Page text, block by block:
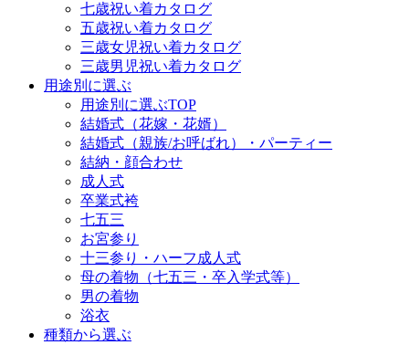
七歳祝い着カタログ
五歳祝い着カタログ
三歳女児祝い着カタログ
三歳男児祝い着カタログ
用途別に選ぶ
用途別に選ぶTOP
結婚式（花嫁・花婿）
結婚式（親族/お呼ばれ）・パーティー
結納・顔合わせ
成人式
卒業式袴
七五三
お宮参り
十三参り・ハーフ成人式
母の着物（七五三・卒入学式等）
男の着物
浴衣
種類から選ぶ